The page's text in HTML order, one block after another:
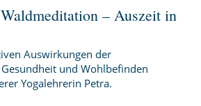
– Auszeit in
Auswirkungen der
und Wohlbefinden
Yogalehrerin Petra.